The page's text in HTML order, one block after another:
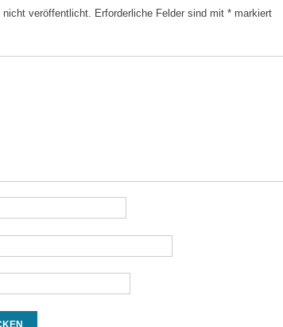
nicht veröffentlicht. Erforderliche Felder sind mit *markiert